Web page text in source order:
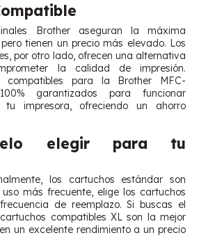
Brother aseguran la máxima
tienen un precio más elevado. Los
por otro lado, ofrecen una alternativa
la calidad de impresión.
compatibles para la Brother MFC-
garantizados para funcionar
tu impresora, ofreciendo un ahorro
elegir para tu
los cartuchos estándar son
más frecuente, elige los cartuchos
de reemplazo. Si buscas el
compatibles XL son la mejor
un excelente rendimiento a un precio